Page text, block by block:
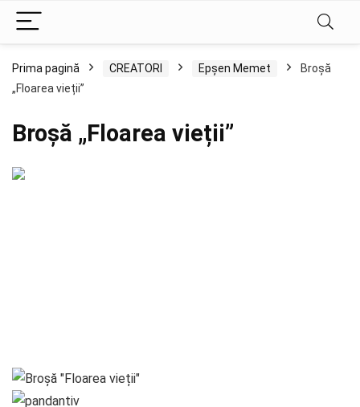
Prima pagină CREATORI Epșen Memet
Broșă
„Floarea vieții”
Broșă „Floarea vieții”